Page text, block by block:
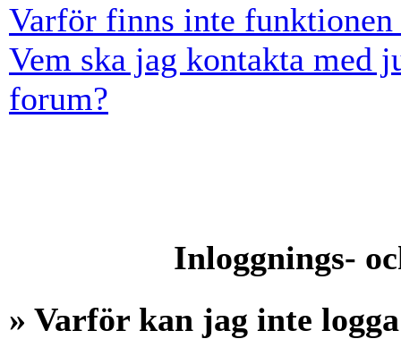
Varför finns inte funktionen
Vem ska jag kontakta med
forum?
Inloggnings-
» Varför kan jag inte